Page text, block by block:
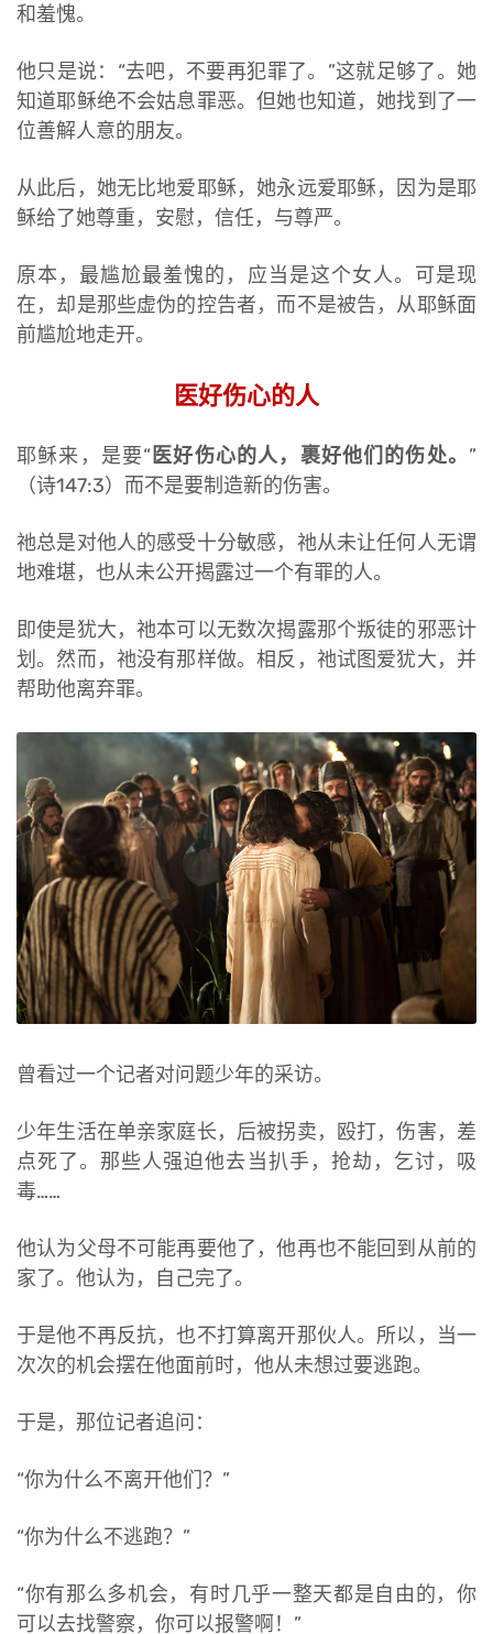
和羞愧。
他只是说：“去吧，不要再犯罪了。”这就足够了。她
知道耶稣绝不会姑息罪恶。但她也知道，她找到了一
位善解人意的朋友。
从此后，她无比地爱耶稣，她永远爱耶稣，因为是耶
稣给了她尊重，安慰，信任，与尊严。
原本，最尴尬最羞愧的，应当是这个女人。可是现
在，却是那些虚伪的控告者，而不是被告，从耶稣面
前尴尬地走开。
医好伤心的人
耶稣来，是要“ 医好伤心的人，裹好他们的伤处。 ”
（诗147:3）而不是要制造新的伤害。
祂总是对他人的感受十分敏感，祂从未让任何人无谓
地难堪，也从未公开揭露过一个有罪的人。
即使是犹大，祂本可以无数次揭露那个叛徒的邪恶计
划。然而，祂没有那样做。相反，祂试图爱犹大，并
帮助他离弃罪。
曾看过一个记者对问题少年的采访。
少年生活在单亲家庭长，后被拐卖，殴打，伤害，差
点死了。那些人强迫他去当扒手，抢劫，乞讨，吸
毒……
他认为父母不可能再要他了，他再也不能回到从前的
家了。他认为，自己完了。
于是他不再反抗，也不打算离开那伙人。所以，当一
次次的机会摆在他面前时，他从未想过要逃跑。
于是，那位记者追问：
“你为什么不离开他们？”
“你为什么不逃跑？”
“你有那么多机会，有时几乎一整天都是自由的，你
可以去找警察，你可以报警啊！”